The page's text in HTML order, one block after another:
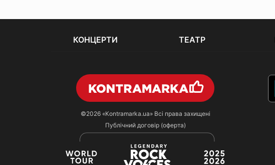
КОНЦЕРТИ ТЕАТР
©2026 «Kontramarka.ua»Всі права захищені
Публічний договір (оферта)